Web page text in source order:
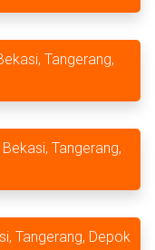
Tangerang,
Tangerang,
Tangerang, Depok